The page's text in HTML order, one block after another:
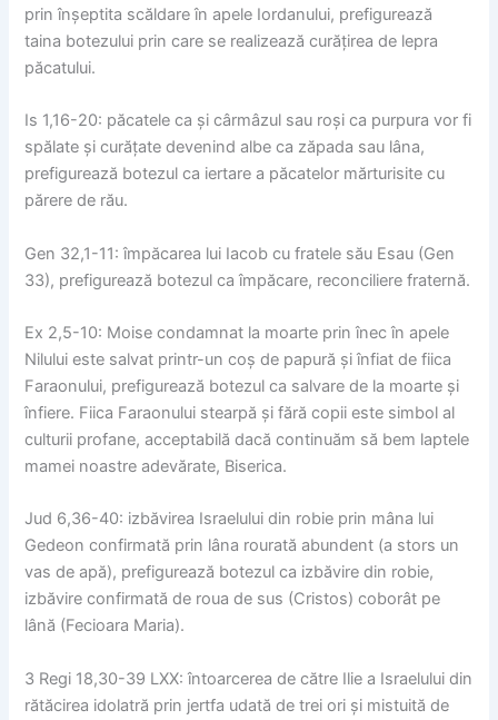
prin înșeptita scăldare în apele Iordanului, prefigurează
taina botezului prin care se realizează curățirea de lepra
păcatului.
Is 1,16-20: păcatele ca și cârmâzul sau roși ca purpura vor fi
spălate și curățate devenind albe ca zăpada sau lâna,
prefigurează botezul ca iertare a păcatelor mărturisite cu
părere de rău.
Gen 32,1-11: împăcarea lui Iacob cu fratele său Esau (Gen
33), prefigurează botezul ca împăcare, reconciliere fraternă.
Ex 2,5-10: Moise condamnat la moarte prin înec în apele
Nilului este salvat printr-un coș de papură și înfiat de fiica
Faraonului, prefigurează botezul ca salvare de la moarte și
înfiere. Fiica Faraonului stearpă și fără copii este simbol al
culturii profane, acceptabilă dacă continuăm să bem laptele
mamei noastre adevărate, Biserica.
Jud 6,36-40: izbăvirea Israelului din robie prin mâna lui
Gedeon confirmată prin lâna rourată abundent (a stors un
vas de apă), prefigurează botezul ca izbăvire din robie,
izbăvire confirmată de roua de sus (Cristos) coborât pe
lână (Fecioara Maria).
3 Regi 18,30-39 LXX: întoarcerea de către Ilie a Israelului din
rătăcirea idolatră prin jertfa udată de trei ori și mistuită de